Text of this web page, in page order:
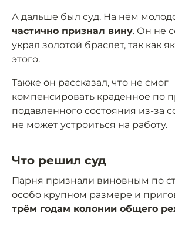
А дальше был суд. На нём
частично признал вину. Он не
украл золотой браслет, так как
этого.
Также он рассказал, что не смог
компенсировать краденное по
подавленного состояния из-за
не может устроиться на работу.
Что решил суд
Парня признали виновным по
особо крупном размере и
трём годам колонии общего